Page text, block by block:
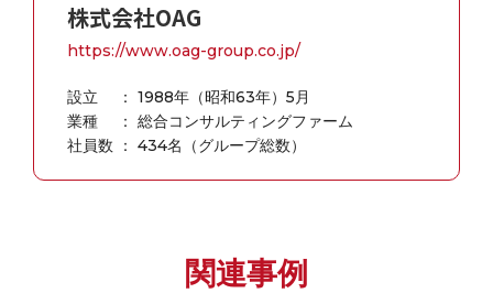
株式会社OAG
https://www.oag-group.co.jp/
設立 ： 1988年（昭和63年）5月
業種 ： 総合コンサルティングファーム
社員数 ： 434名（グループ総数）
関連事例